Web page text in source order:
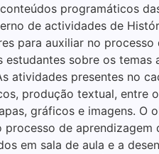
programáticos
de actividades de
para auxiliar no
sobre os
atividades presentes no
produção textual,
gráficos e imagens.
de
em sala de aula e a